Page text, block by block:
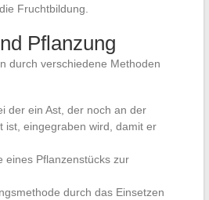
Fruchtbildung.
Pflanzung
durch verschiedene Methoden
der ein Ast, der noch an der
ist, eingegraben wird, damit er
eines Pflanzenstücks zur
durch das Einsetzen